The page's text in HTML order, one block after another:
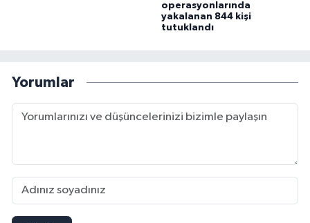
operasyonlarında
yakalanan 844 kişi
tutuklandı
Yorumlar